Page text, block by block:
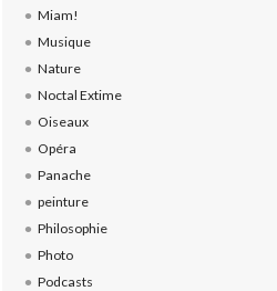
Miam!
Musique
Nature
Noctal Extime
Oiseaux
Opéra
Panache
peinture
Philosophie
Photo
Podcasts